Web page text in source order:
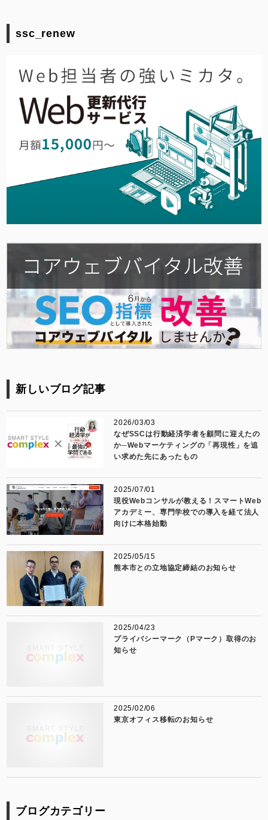
ssc_renew
新しいブログ記事
2026/03/03
なぜSSCは行動経済学者を顧問に迎えたの
か─Webマーケティングの「再現性」を追
い求めた先にあったもの
2025/07/01
現役Webコンサルが教える！スマートWeb
アカデミー、専門学校での導入を経て法人
向けに本格始動
2025/05/15
熊本市との立地協定締結のお知らせ
2025/04/23
プライバシーマーク（Pマーク）取得のお
知らせ
2025/02/06
東京オフィス移転のお知らせ
ブログカテゴリー